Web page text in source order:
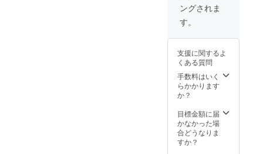
ングされま
す。
支援に関するよ
くある質問
手数料はいく
らかかります
か？
目標金額に届
かなかった場
合どうなりま
すか？